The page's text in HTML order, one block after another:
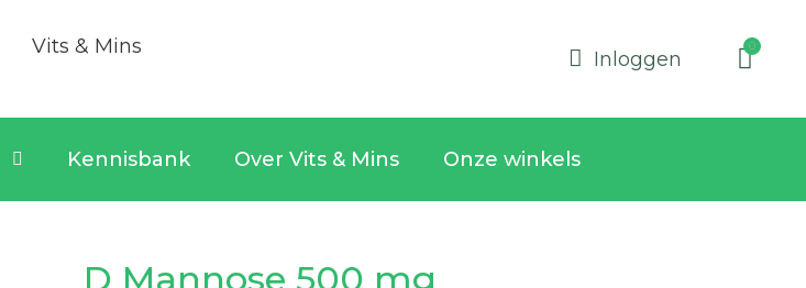
Inloggen
Kennisbank Over Vits & Mins Onze winkels
D Mannose 500 mg